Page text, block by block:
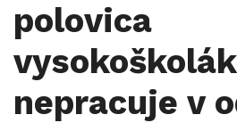
polovica
nepracuje v